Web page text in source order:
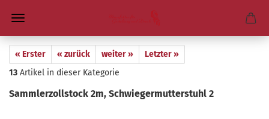
« Erster « zurück weiter »
Letzter »
13 Artikel in dieser Kategorie
Samml­erzoll­stock 2m, Schwie­ger­mut­ter­stuhl 2